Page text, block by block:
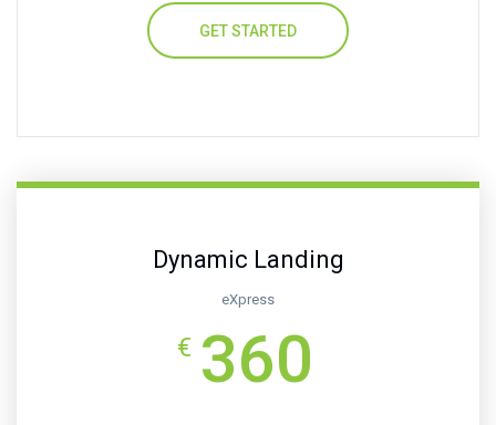
GET STARTED
Dynamic Landing
eXpress
€ 360